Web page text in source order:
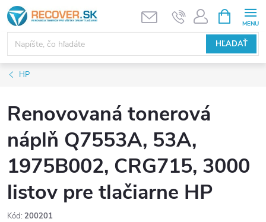
Prejsť
na
obsah
HĽADAŤ
KOŠÍK
HP
Renovovaná tonerová
náplň Q7553A, 53A,
1975B002, CRG715, 3000
listov pre tlačiarne HP
Kód: 200201